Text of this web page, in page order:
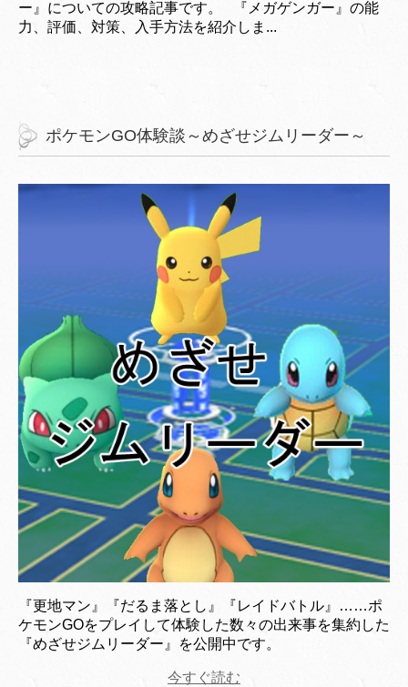
ー』についての攻略記事です。 『メガゲンガー』の能
力、評価、対策、入手方法を紹介しま...
ポケモンGO体験談～めざせジムリーダー～
『更地マン』『だるま落とし』『レイドバトル』……ポ
ケモンGOをプレイして体験した数々の出来事を集約した
『めざせジムリーダー』を公開中です。
今すぐ読む